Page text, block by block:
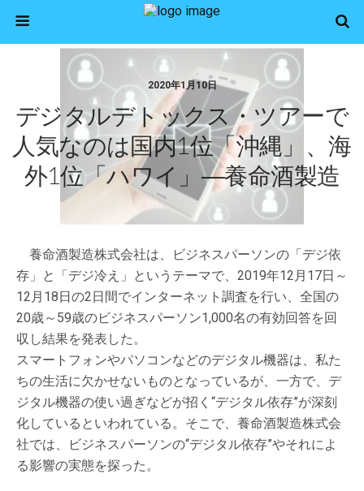
2020年1月10日
デジタルデトックス・ツアーで
人気なのは国内1位「沖縄」、海
外1位「ハワイ」―養命酒製造
養命酒製造株式会社は、ビジネスパーソンの「デジ依
存」と「デジ冷え」というテーマで、2019年12月17日～
12月18日の2日間でインターネット調査を行い、全国の
20歳～59歳のビジネスパーソン1,000名の有効回答を回
収し結果を発表した。
スマートフォンやパソコンなどのデジタル機器は、私た
ちの生活に欠かせないものとなっているが、一方で、デ
ジタル機器の使い過ぎなどが招く“デジタル依存”が深刻
化しているといわれている。そこで、養命酒製造株式会
社では、ビジネスパーソンの“デジタル依存”やそれによ
る影響の実態を探った。